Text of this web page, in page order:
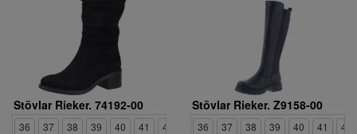
Stövlar Rieker. 74192-00
36 37 38 39 40 41 42
Stövlar Rieker. Z9158-00
36 37 38 39 40 41 42